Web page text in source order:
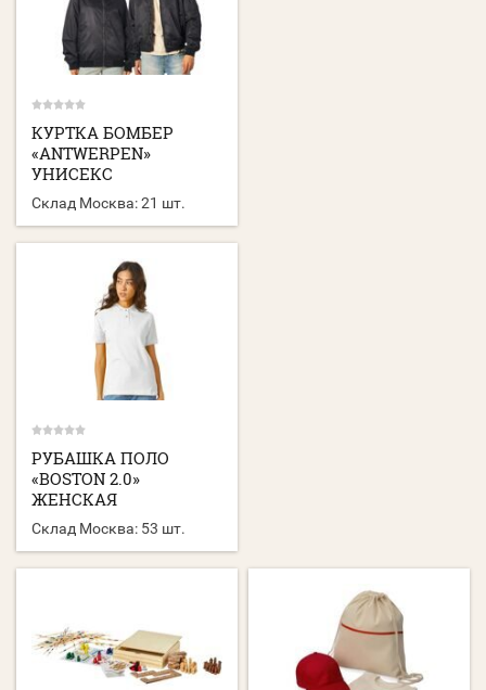
КУРТКА БОМБЕР
«ANTWERPEN»
УНИСЕКС
Склад Москва:21 шт.
РУБАШКА ПОЛО
«BOSTON 2.0»
ЖЕНСКАЯ
Склад Москва: 53 шт.